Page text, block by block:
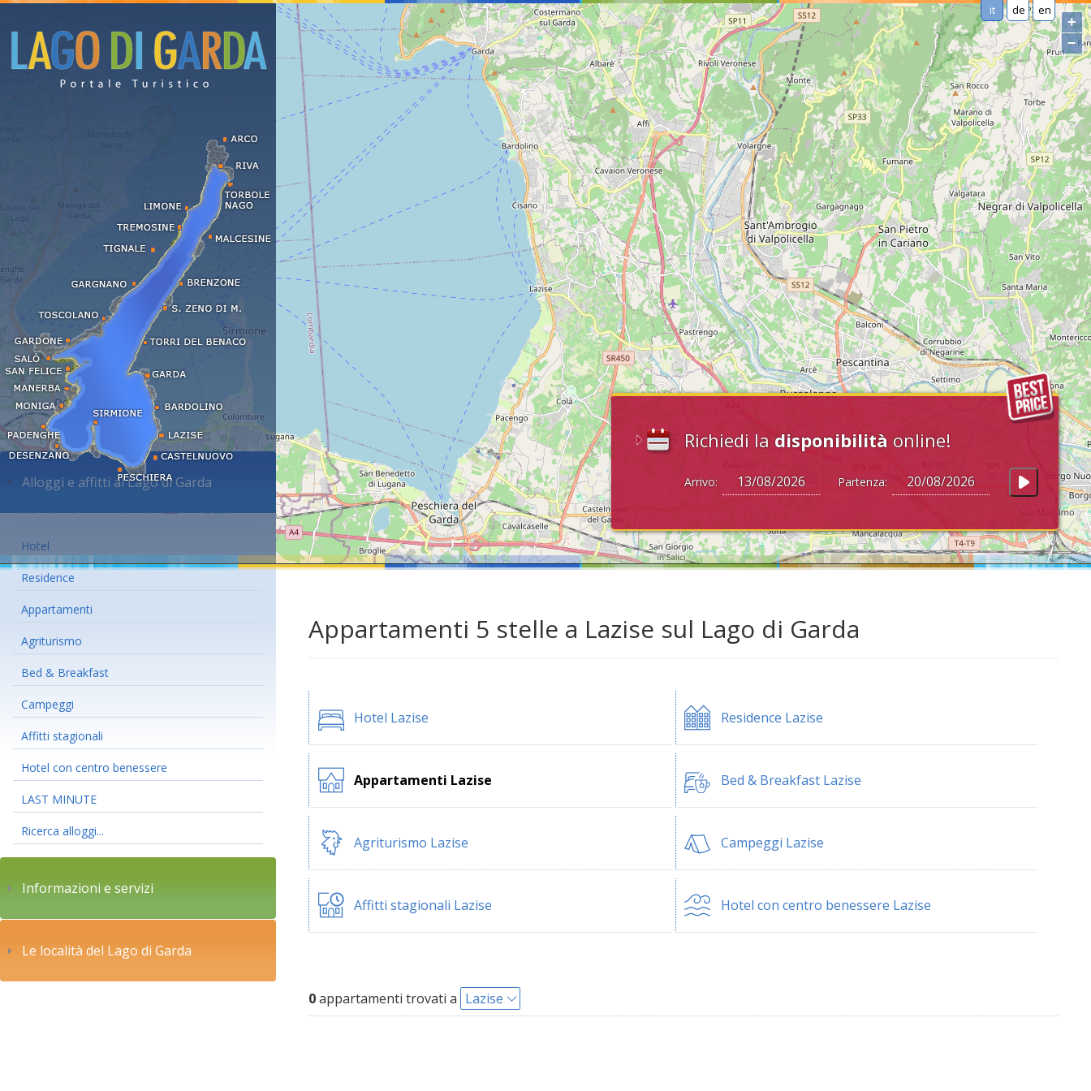
it de en
Richiedi la disponibilità online!
Arrivo: Partenza:
+
−
Alloggi e affitti al Lago di Garda
Hotel
Residence
Appartamenti
Agriturismo
Bed & Breakfast
Campeggi
Affitti stagionali
Hotel con centro benessere
LAST MINUTE
Ricerca alloggi...
Informazioni e servizi
Le località del Lago di Garda
Appartamenti 5 stelle a Lazise sul Lago di Garda
Hotel Lazise Residence Lazise
Appartamenti Lazise Bed & Breakfast Lazise
Agriturismo Lazise Campeggi Lazise
Affitti stagionali Lazise Hotel con centro benessere Lazise
0appartamenti trovati a Lazise